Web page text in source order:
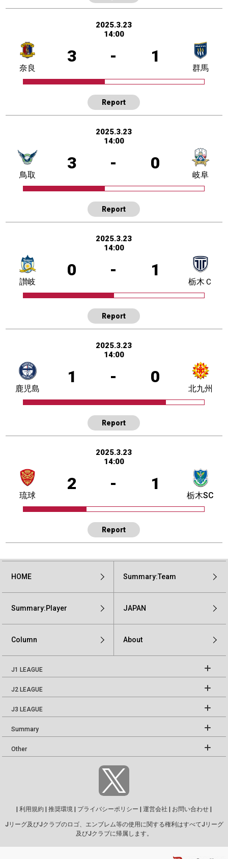
2025.3.23
14:00
3 - 1
奈良 群馬
Report
2025.3.23
14:00
3 - 0
鳥取 岐阜
Report
2025.3.23
14:00
0 - 1
讃岐 栃木Ｃ
Report
2025.3.23
14:00
1 - 0
鹿児島 北九州
Report
2025.3.23
14:00
2 - 1
琉球 栃木SC
Report
HOME Summary:Team
Summary:Player JAPAN
Column About
J1 LEAGUE
J2 LEAGUE
J3 LEAGUE
Summary
Other
利用規約 推奨環境 プライバシーポリシー 運営会社 お問い合わせ
Jリーグ及びJクラブのロゴ、エンブレム等の使用に関する権利はすべてJリーグ
及びJクラブに帰属します。